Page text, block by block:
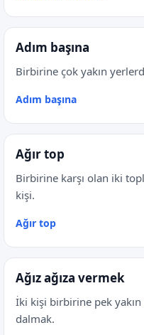
Adım başına
Birbirine çok yakın
Adım başına
Ağır top
Birbirine karşı olan iki
kişi.
Ağır top
Ağız ağıza vermek
İki kişi birbirine pek
dalmak.